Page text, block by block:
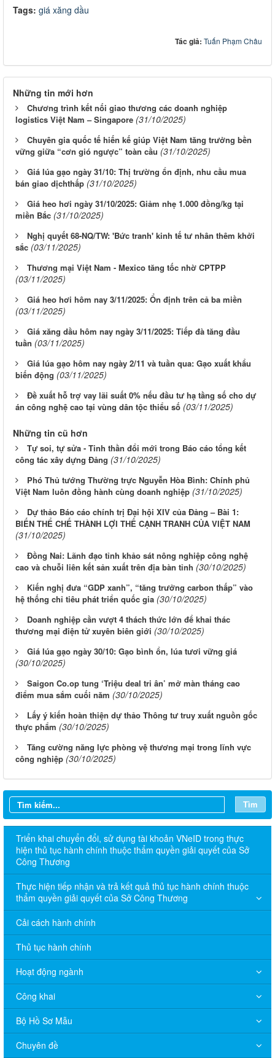
Tags: giá xăng dầu
Tác giả: Tuấn Phạm Châu
Những tin mới hơn
Chương trình kết nối giao thương các doanh nghiệp
logistics Việt Nam – Singapore (31/10/2025)
Chuyên gia quốc tế hiến kế giúp Việt Nam tăng trưởng bền
vững giữa “cơn gió ngược” toàn cầu (31/10/2025)
Giá lúa gạo ngày 31/10: Thị trường ổn định, nhu cầu mua
bán giao dịchthấp (31/10/2025)
Giá heo hơi ngày 31/10/2025: Giảm nhẹ 1.000 đồng/kg tại
miền Bắc (31/10/2025)
Nghị quyết 68-NQ/TW: 'Bức tranh' kinh tế tư nhân thêm khởi
sắc (03/11/2025)
Thương mại Việt Nam - Mexico tăng tốc nhờ CPTPP
(03/11/2025)
Giá heo hơi hôm nay 3/11/2025: Ổn định trên cả ba miền
(03/11/2025)
Giá xăng dầu hôm nay ngày 3/11/2025: Tiếp đà tăng đầu
tuần (03/11/2025)
Giá lúa gạo hôm nay ngày 2/11 và tuần qua: Gạo xuất khẩu
biến động (03/11/2025)
Đề xuất hỗ trợ vay lãi suất 0% nếu đầu tư hạ tầng số cho dự
án công nghệ cao tại vùng dân tộc thiểu số (03/11/2025)
Những tin cũ hơn
Tự soi, tự sửa - Tinh thần đổi mới trong Báo cáo tổng kết
công tác xây dựng Đảng (31/10/2025)
Phó Thủ tướng Thường trực Nguyễn Hòa Bình: Chính phủ
Việt Nam luôn đồng hành cùng doanh nghiệp (31/10/2025)
Dự thảo Báo cáo chính trị Đại hội XIV của Đảng – Bài 1:
BIẾN THỂ CHẾ THÀNH LỢI THẾ CẠNH TRANH CỦA VIỆT NAM
(31/10/2025)
Đồng Nai: Lãnh đạo tỉnh khảo sát nông nghiệp công nghệ
cao và chuỗi liên kết sản xuất trên địa bàn tỉnh (30/10/2025)
Kiến nghị đưa “GDP xanh”, “tăng trưởng carbon thấp” vào
hệ thống chỉ tiêu phát triển quốc gia (30/10/2025)
Doanh nghiệp cần vượt 4 thách thức lớn để khai thác
thương mại điện tử xuyên biên giới (30/10/2025)
Giá lúa gạo ngày 30/10: Gạo bình ổn, lúa tươi vững giá
(30/10/2025)
Saigon Co.op tung ‘Triệu deal tri ân’ mở màn tháng cao
điểm mua sắm cuối năm (30/10/2025)
Lấy ý kiến hoàn thiện dự thảo Thông tư truy xuất nguồn gốc
thực phẩm (30/10/2025)
Tăng cường năng lực phòng vệ thương mại trong lĩnh vực
công nghiệp (30/10/2025)
Tìm
Triển khai chuyển đổi, sử dụng tài khoản VNeID trong thực
hiện thủ tục hành chính thuộc thẩm quyền giải quyết của Sở
Công Thương
Thực hiện tiếp nhận và trả kết quả thủ tục hành chính thuộc
thẩm quyền giải quyết của Sở Công Thương
Cải cách hành chính
Thủ tục hành chính
Hoạt động ngành
Công khai
Bộ Hồ Sơ Mẫu
Chuyên đề